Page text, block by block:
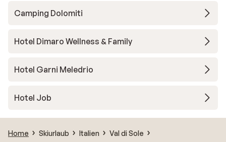
Camping Dolomiti
Hotel Dimaro Wellness & Family
Hotel Garni Meledrio
Hotel Job
Home Skiurlaub Italien
Val di Sole